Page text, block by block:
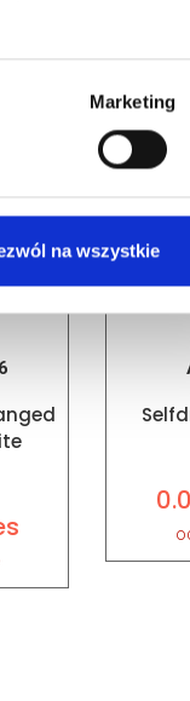
Marketing
na wszystkie